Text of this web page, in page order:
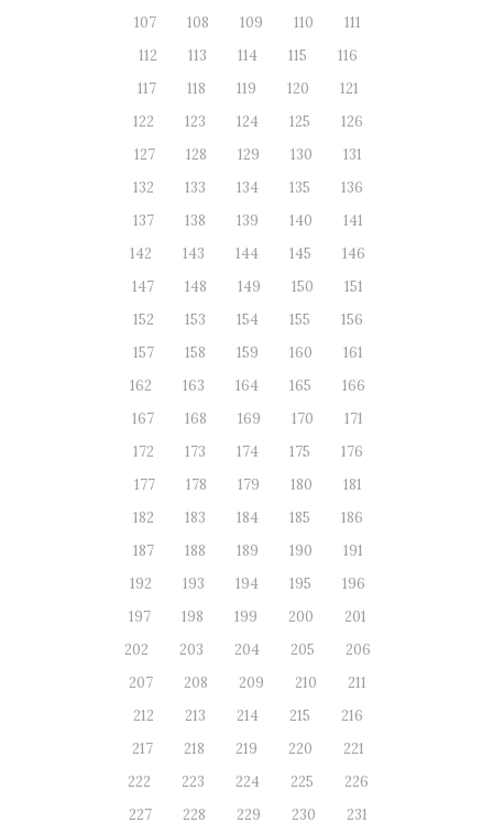
107
108 109 110
111
112
113 114 115
116
117
118 119 120
121
122
123 124 125
126
127
128 129 130
131
132
133 134 135
136
137
138 139 140
141
142
143 144 145
146
147
148 149 150
151
152
153 154 155
156
157
158 159 160
161
162
163 164 165
166
167
168 169 170
171
172
173 174 175
176
177
178 179 180
181
182
183 184 185
186
187
188 189 190
191
192
193 194 195
196
197
198 199 200
201
202
203 204 205
206
207
208 209 210
211
212
213 214 215
216
217
218 219 220
221
222
223 224 225
226
227
228 229 230
231